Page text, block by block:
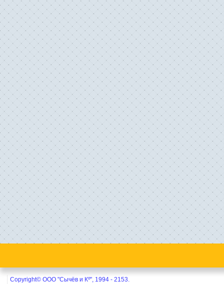
Copyright© ООО "Сычёв и Кº", 1994 - 2153.